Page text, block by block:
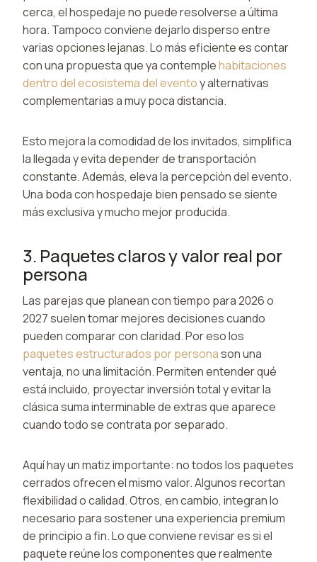
cerca, el hospedaje no puede resolverse a última
hora. Tampoco conviene dejarlo disperso entre
varias opciones lejanas. Lo más eficiente es contar
con una propuesta que ya contemplehabitaciones
dentro del ecosistema del eventoy alternativas
complementarias a muy poca distancia.
Esto mejora la comodidad de los invitados, simplifica
la llegada y evita depender de transportación
constante. Además, eleva la percepción del evento.
Una boda con hospedaje bien pensado se siente
más exclusiva y mucho mejor producida.
3. Paquetes claros y valor real por
persona
Las parejas que planean con tiempo para 2026 o
2027 suelen tomar mejores decisiones cuando
pueden comparar con claridad. Por eso los
paquetes estructurados por personason una
ventaja, no una limitación. Permiten entender qué
está incluido, proyectar inversión total y evitar la
clásica suma interminable de extras que aparece
cuando todo se contrata por separado.
Aquí hay un matiz importante: no todos los paquetes
cerrados ofrecen el mismo valor. Algunos recortan
flexibilidad o calidad. Otros, en cambio, integran lo
necesario para sostener una experiencia premium
de principio a fin. Lo que conviene revisar es si el
paquete reúne los componentes que realmente